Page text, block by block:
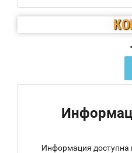
Информация доступна